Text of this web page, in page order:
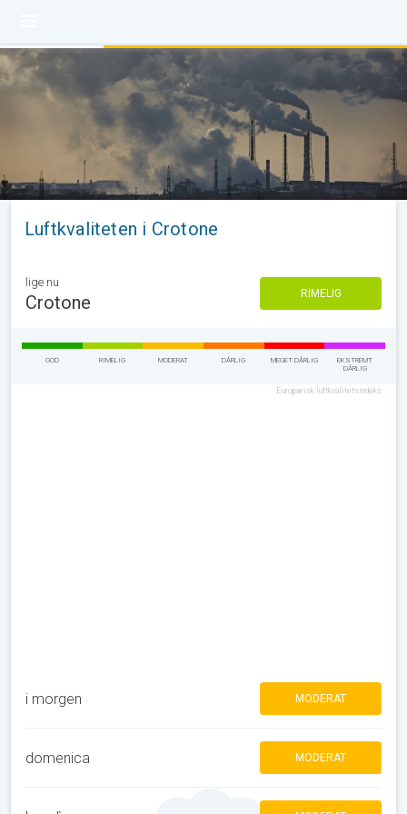
Luftkvaliteten i Crotone
lige nu
Crotone RIMELIG
GOD RIMELIG MODERAT DÅRLIG MEGET DÅRLIG
EKSTREMT
DÅRLIG
Europæisk luftkvalitetsindeks
i morgen MODERAT
domenica MODERAT